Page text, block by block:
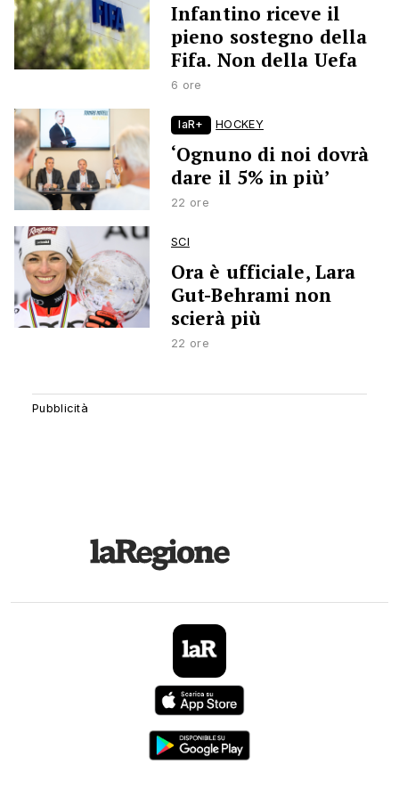
Infantino riceve il
pieno sostegno della
Fifa. Non della Uefa
6 ore
laR+ HOCKEY
‘Ognuno di noi dovrà
dare il 5% in più’
22 ore
SCI
Ora è ufficiale, Lara
Gut-Behrami non
scierà più
22 ore